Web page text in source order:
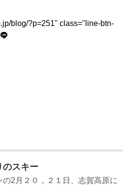
blog/?p=251" class="line-btn-
のスキー
の2月２０，２１日、志賀高原に